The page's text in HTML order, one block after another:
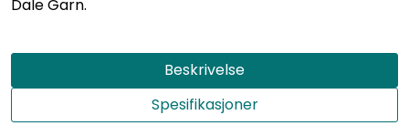
Dale Garn.
Beskrivelse
Spesifikasjoner